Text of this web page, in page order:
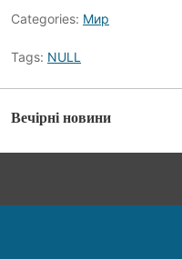
Categories: Мир
Tags: NULL
Вечірні новини